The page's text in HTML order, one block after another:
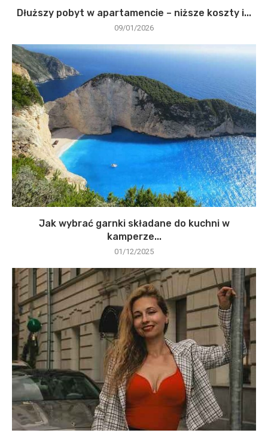
Dłuższy pobyt w apartamencie – niższe koszty i...
09/01/2026
Jak wybrać garnki składane do kuchni w
kamperze...
01/12/2025